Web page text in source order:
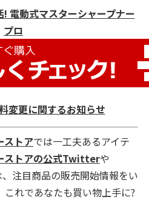
電動式マスターシャープナー
プロ
変更に関するお知らせ
ストアでは一工夫あるアイテ
ストアの公式Twitterや
、注目商品の販売開始情報をい
れであなたも買い物上手に?